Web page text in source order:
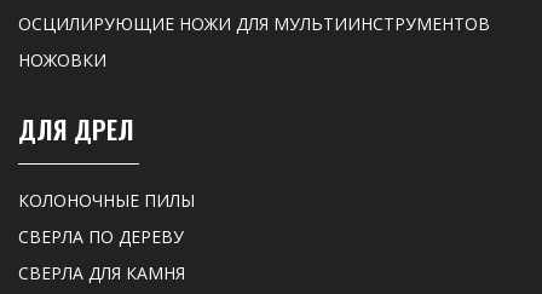
ОСЦИЛИРУЮЩИЕ НОЖИ ДЛЯ МУЛЬТИИНСТРУМЕНТОВ
НОЖОВКИ
ДЛЯ ДРЕЛ
КОЛОНОЧНЫЕ ПИЛЫ
СВЕРЛА ПО ДЕРЕВУ
СВЕРЛА ДЛЯ КАМНЯ